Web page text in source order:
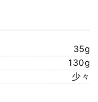
35g
130g
少々